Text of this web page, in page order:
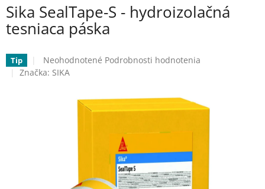
Sika SealTape-S - hydroizolačná
tesniaca páska
Tip
Priemerné
hodnotenie
hviezdičiek.
Neohodnotené Podrobnosti hodnotenia
Značka: SIKA